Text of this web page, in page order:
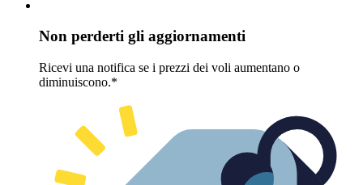
Non perderti gli aggiornamenti
Ricevi una notifica se i prezzi dei voli aumentano o
diminuiscono.*